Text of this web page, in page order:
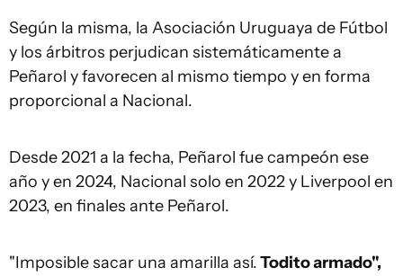
Según la misma, la Asociación Uruguaya de Fútbol
y los árbitros perjudican sistemáticamente a
Peñarol y favorecen al mismo tiempo y en forma
proporcional a Nacional.
Desde 2021 a la fecha, Peñarol fue campeón ese
año y en 2024, Nacional solo en 2022 y Liverpool en
2023, en finales ante Peñarol.
"Imposible sacar una amarilla así.Todito armado",